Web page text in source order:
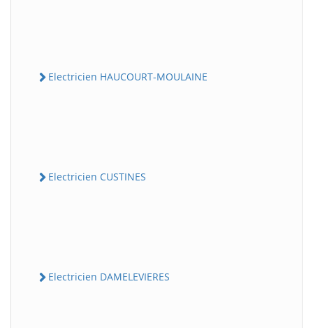
Electricien HAUCOURT-MOULAINE
Electricien CUSTINES
Electricien DAMELEVIERES